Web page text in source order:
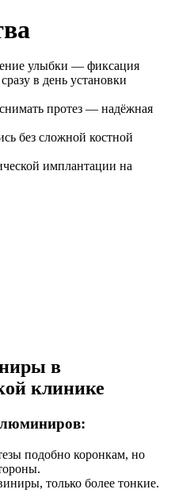
улыбки — фиксация
в день установки
протез — надёжная
без сложной костной
имплантации на
в
клинике
подобно коронкам, но
только более тонкие.